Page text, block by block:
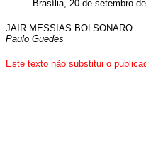
Brasília, 20 de setembro
JAIR MESSIAS BOLSONARO
Paulo Guedes
Este texto não substitui o